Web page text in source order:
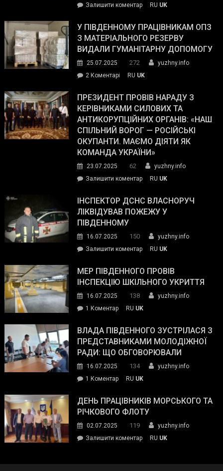
Залишити коментарon
завойовує
симпатії
виборців
The
Street
Journal.
RU UK
У ПІВДЕННОМУ ПРАЦІВНИКАМ ОПЗ
З МАТЕРІАЛЬНОГО РЕЗЕРВУ
ВИДАЛИ ГУМАНІТАРНУ ДОПОМОГУ
25.07.2025 272
yuzhny.info
2 Коментарі
Південному
працівникам
ОПЗ
з
матеріального
резерву
гуманітарну
допомогу
RU UK
ПРЕЗИДЕНТ ПРОВІВ НАРАДУ З
КЕРІВНИКАМИ СИЛОВИХ ТА
АНТИКОРУПЦІЙНИХ ОРГАНІВ: «НАШ
СПІЛЬНИЙ ВОРОГ — РОСІЙСЬКІ
ОКУПАНТИ. МАЄМО ДІЯТИ ЯК
КОМАНДА УКРАЇНИ»
23.07.2025 62
yuzhny.info
Залишити коментарon
провів
нараду
силових
та
органів:
«Наш
спільний
окупанти.
Маємо
діяти
команда
RU UK
ІНСПЕКТОР ДСНС ВЛАСНОРУЧ
ЛІКВІДУВАВ ПОЖЕЖУ У
ПІВДЕННОМУ
16.07.2025 150
yuzhny.info
Залишити коментарon
ДСНС
власноруч
пожежу
у
RU UK
МЕР ПІВДЕННОГО ПРОВІВ
ІНСПЕКЦІЮ ШКІЛЬНОГО УКРИТТЯ
16.07.2025 138
yuzhny.info
1 Коментардо
Південного
провів
інспекцію
укриття
RU UK
ВЛАДА ПІВДЕННОГО ЗУСТРІЛАСЯ З
ПРЕДСТАВНИКАМИ МОЛОДІЖНОЇ
РАДИ: ЩО ОБГОВОРЮВАЛИ
16.07.2025 134
yuzhny.info
1 Коментардо
Південного
зустрілася
представниками
молодіжної
RU UK
ДЕНЬ ПРАЦІВНИКІВ МОРСЬКОГО ТА
РІЧКОВОГО ФЛОТУ
02.07.2025 119
yuzhny.info
Залишити коментарon
RU UK